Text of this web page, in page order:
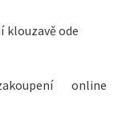
klouzavě ode
online